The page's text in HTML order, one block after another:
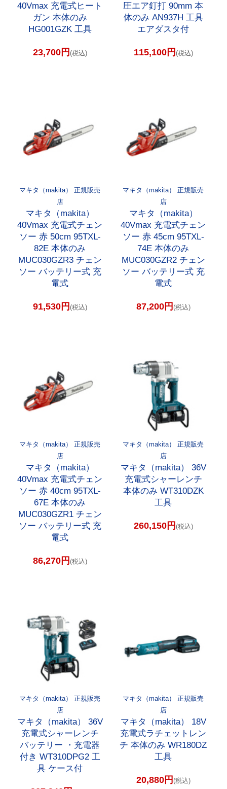
40Vmax 充電式ヒート
ガン 本体のみ
HG001GZK 工具
23,700円 (税込)
圧エア釘打 90mm 本
体のみ AN937H 工具
エアダスタ付
115,100円 (税込)
マキタ（makita） 正規販売
店
マキタ（makita）
40Vmax 充電式チェン
ソー 赤 50cm 95TXL-
82E 本体のみ
MUC030GZR3 チェン
ソー バッテリー式 充
電式
91,530円 (税込)
マキタ（makita） 正規販売
店
マキタ（makita）
40Vmax 充電式チェン
ソー 赤 45cm 95TXL-
74E 本体のみ
MUC030GZR2 チェン
ソー バッテリー式 充
電式
87,200円 (税込)
マキタ（makita） 正規販売
店
マキタ（makita）
40Vmax 充電式チェン
ソー 赤 40cm 95TXL-
67E 本体のみ
MUC030GZR1 チェン
ソー バッテリー式 充
電式
86,270円 (税込)
マキタ（makita） 正規販売
店
マキタ（makita） 36V
充電式シャーレンチ
本体のみ WT310DZK
工具
260,150円 (税込)
マキタ（makita） 正規販売
店
マキタ（makita） 36V
充電式シャーレンチ
バッテリー ・充電器
付き WT310DPG2 工
具 ケース付
マキタ（makita） 正規販売
店
マキタ（makita） 18V
充電式ラチェットレン
チ 本体のみ WR180DZ
工具
20,880円 (税込)